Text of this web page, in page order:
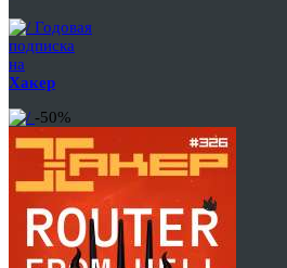
Годовая
подписка
на
Хакер
-50%